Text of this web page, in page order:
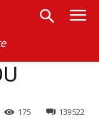
139522
175